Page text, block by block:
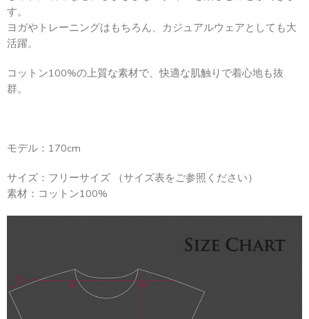
す。
ヨガやトレーニングはもちろん、カジュアルウェアとしても大
活躍。
コットン100%の上質な素材で、快適な肌触りで着心地も抜
群。
モデル：170cm
サイズ：フリーサイズ （サイズ表をご参照ください）
素材：コットン100%